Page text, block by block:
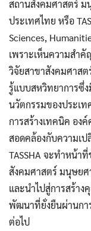
สถานสังคมศาสตร์ ม
ประเทศไทย หรือ
Sciences,
เพราะเห็นความสำ
วิจัยสาขาสังคมศาส
รู้แบบสหวิทยาการซึ่
นวัตกรรมของประเ
การสร้างเทคนิค อง
สอดคล้องกับความเ
TASSHA จะทำหน้า
สังคมศาสตร์ มนุษยศ
และนำไปสู่การสร้า
พัฒนาที่ยั่งยืนผ่านกา
ต่อไป